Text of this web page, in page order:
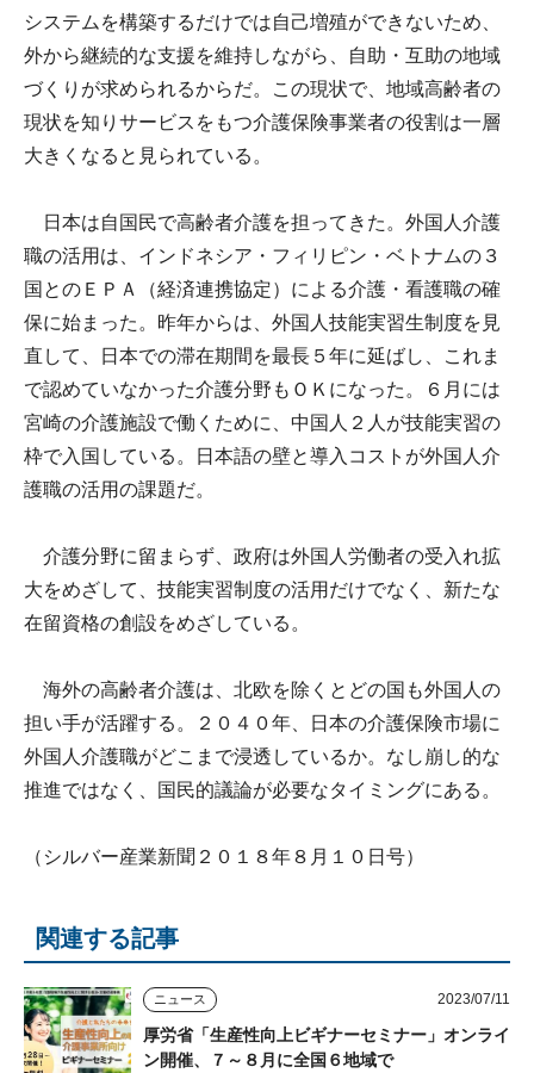
システムを構築するだけでは自己増殖ができないため、
外から継続的な支援を維持しながら、自助・互助の地域
づくりが求められるからだ。この現状で、地域高齢者の
現状を知りサービスをもつ介護保険事業者の役割は一層
大きくなると見られている。
日本は自国民で高齢者介護を担ってきた。外国人介護
職の活用は、インドネシア・フィリピン・ベトナムの３
国とのＥＰＡ（経済連携協定）による介護・看護職の確
保に始まった。昨年からは、外国人技能実習生制度を見
直して、日本での滞在期間を最長５年に延ばし、これま
で認めていなかった介護分野もＯＫになった。６月には
宮崎の介護施設で働くために、中国人２人が技能実習の
枠で入国している。日本語の壁と導入コストが外国人介
護職の活用の課題だ。
介護分野に留まらず、政府は外国人労働者の受入れ拡
大をめざして、技能実習制度の活用だけでなく、新たな
在留資格の創設をめざしている。
海外の高齢者介護は、北欧を除くとどの国も外国人の
担い手が活躍する。２０４０年、日本の介護保険市場に
外国人介護職がどこまで浸透しているか。なし崩し的な
推進ではなく、国民的議論が必要なタイミングにある。
（シルバー産業新聞２０１８年８月１０日号）
関連する記事
ニュース 2023/07/11
厚労省「生産性向上ビギナーセミナー」オンライ
ン開催、７～８月に全国６地域で